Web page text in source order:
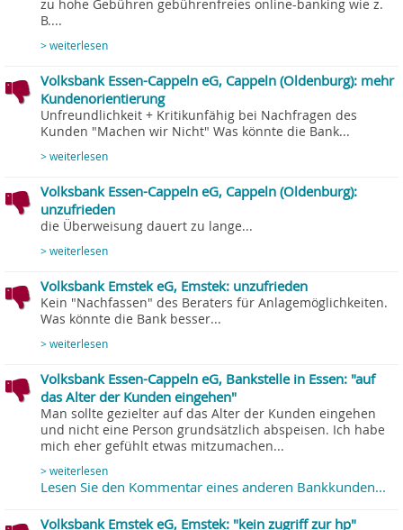
zu hohe Gebühren gebührenfreies online-banking wie z.
B....
> weiterlesen
Volksbank Essen-Cappeln eG, Cappeln (Oldenburg): mehr
Kundenorientierung
Unfreundlichkeit + Kritikunfähig bei Nachfragen des
Kunden "Machen wir Nicht" Was könnte die Bank...
> weiterlesen
Volksbank Essen-Cappeln eG, Cappeln (Oldenburg):
unzufrieden
die Überweisung dauert zu lange...
> weiterlesen
Volksbank Emstek eG, Emstek: unzufrieden
Kein "Nachfassen" des Beraters für Anlagemöglichkeiten.
Was könnte die Bank besser...
> weiterlesen
Volksbank Essen-Cappeln eG, Bankstelle in Essen: "auf
das Alter der Kunden eingehen"
Man sollte gezielter auf das Alter der Kunden eingehen
und nicht eine Person grundsätzlich abspeisen. Ich habe
mich eher gefühlt etwas mitzumachen...
> weiterlesen
Lesen Sie den Kommentar eines anderen Bankkunden...
Volksbank Emstek eG, Emstek: "kein zugriff zur hp"